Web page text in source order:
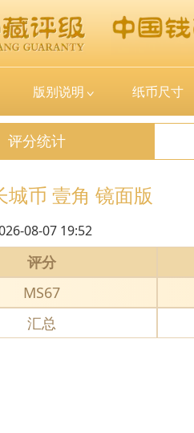
版别说明 纸币尺寸
评分统计
城币 壹角 镜面版
08-07 19:52
评分
MS67
汇总